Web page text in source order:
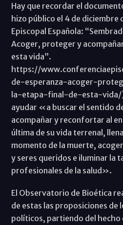
Hay que recordar el
hizo público el 4 de diciembre
Episcopal Española:
Acoger, proteger y
esta vida”.
https://
de-esperanza-acoger-
la-etapa-final-de-esta-vida/)
ayudar «a buscar el sentido
acompañar y reconfortar al
última de su vida terrenal,
momento de la muerte,
y seres queridos e iluminar la
profesionales de la salud».
El Observatorio de Bioética
de estas las proposiciones de
políticos, partiendo del